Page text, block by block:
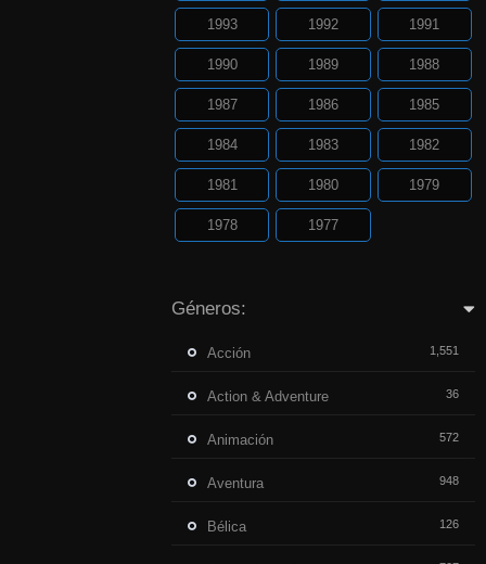
1993 1992 1991
1990 1989 1988
1987 1986 1985
1984 1983 1982
1981 1980 1979
1978 1977
Géneros:
Acción 1,551
Action & Adventure 36
Animación 572
Aventura 948
Bélica 126